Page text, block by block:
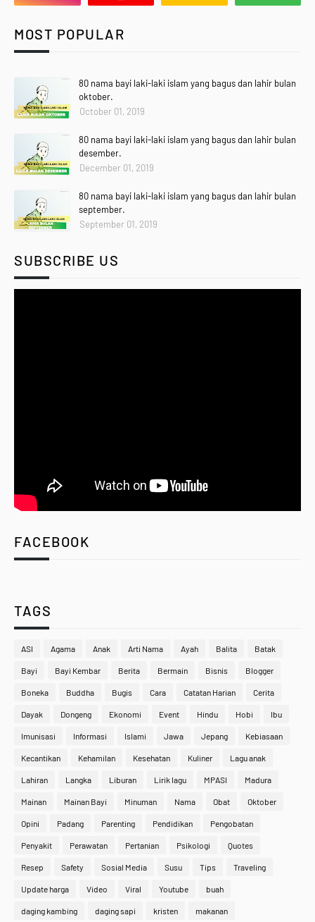
MOST POPULAR
80 nama bayi laki-laki islam yang bagus dan lahir bulan
oktober.
October 01, 2019
80 nama bayi laki-laki islam yang bagus dan lahir bulan
desember.
December 01, 2019
80 nama bayi laki-laki islam yang bagus dan lahir bulan
september.
September 01, 2019
SUBSCRIBE US
FACEBOOK
TAGS
ASI Agama Anak Arti Nama Ayah Balita Batak
Bayi Bayi Kembar Berita Bermain Bisnis Blogger
Boneka Buddha Bugis Cara Catatan Harian Cerita
Dayak Dongeng Ekonomi Event Hindu Hobi Ibu
Imunisasi Informasi Islami Jawa Jepang Kebiasaan
Kecantikan Kehamilan Kesehatan Kuliner Lagu anak
Lahiran Langka Liburan Lirik lagu MPASI Madura
Mainan Mainan Bayi Minuman Nama Obat Oktober
Opini Padang Parenting Pendidikan Pengobatan
Penyakit Perawatan Pertanian Psikologi Quotes
Resep Safety Sosial Media Susu Tips Traveling
Update harga Video Viral Youtube buah
daging kambing daging sapi kristen makanan